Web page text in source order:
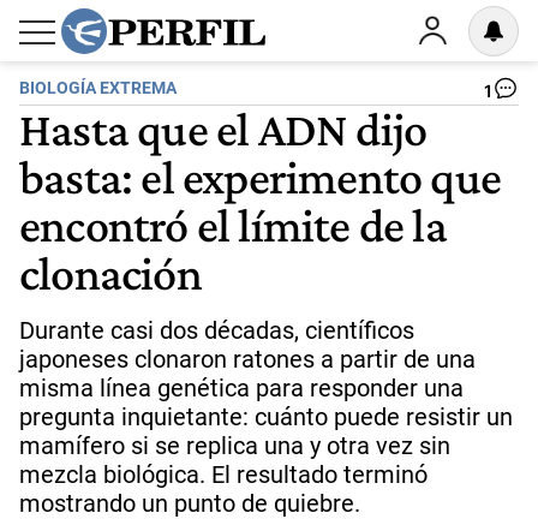
BIOLOGÍA EXTREMA 1
Hasta que el ADN dijo
basta: el experimento que
encontró el límite de la
clonación
Durante casi dos décadas, científicos
japoneses clonaron ratones a partir de una
misma línea genética para responder una
pregunta inquietante: cuánto puede resistir un
mamífero si se replica una y otra vez sin
mezcla biológica. El resultado terminó
mostrando un punto de quiebre.